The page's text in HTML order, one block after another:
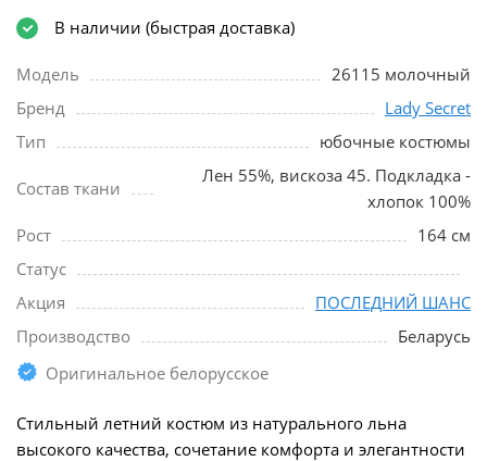
В наличии (быстрая доставка)
Модель
26115 молочный
Бренд
Lady Secret
Тип
юбочные костюмы
Состав ткани
Лен 55%, вискоза 45. Подкладка -
хлопок 100%
Рост
164 см
Статус
Акция
ПОСЛЕДНИЙ ШАНС
Производство
Беларусь
Оригинальное белорусское
Стильный летний костюм из натурального льна
высокого качества, сочетание комфорта и элегантности